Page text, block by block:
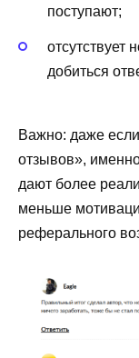
поступают;
отсутствует
добиться
Важно: даже
отзывов»,
дают более
меньше
реферального